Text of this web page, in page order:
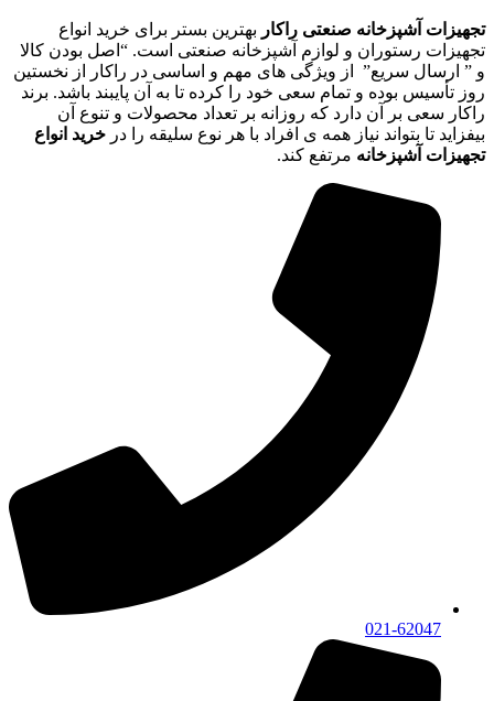
تجهیزات آشپزخانه صنعتی راکار بهترین بستر برای خرید انواع
تجهیزات رستوران و لوازم آشپزخانه صنعتی است. “اصل بودن کالا
و ” ارسال سریع” از ویژگی های مهم و اساسی در راکار از نخستین
روز تأسیس بوده و تمام سعی خود را کرده تا به آن پایبند باشد. برند
راکار سعی بر آن دارد که روزانه بر تعداد محصولات و تنوع آن
بیفزاید تا بتواند نیاز همه ی افراد با هر نوع سلیقه را در خرید انواع
تجهیزات آشپزخانه مرتفع کند.
021-62047